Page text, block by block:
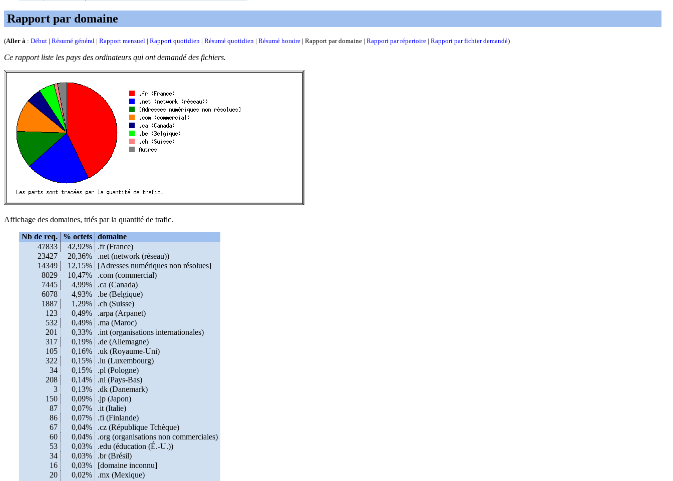
Rapport par domaine
(Aller à : Début | Résumé général | Rapport mensuel | Rapport quotidien | Résumé quotidien | Résumé horaire | Rapport par domaine | Rapport par répertoire | Rapport par fichier demandé)
Ce rapport liste les pays des ordinateurs qui ont demandé des fichiers.
Affichage des domaines, triés par la quantité de trafic.
Nb de req.
% octets
domaine
47833
42,92%
.fr (France)
23427
20,36%
.net (network (réseau))
14349
12,15%
[Adresses numériques non résolues]
8029
10,47%
.com (commercial)
7445
4,99%
.ca (Canada)
6078
4,93%
.be (Belgique)
1887
1,29%
.ch (Suisse)
123
0,49%
.arpa (Arpanet)
532
0,49%
.ma (Maroc)
201
0,33%
.int (organisations internationales)
317
0,19%
.de (Allemagne)
105
0,16%
.uk (Royaume-Uni)
322
0,15%
.lu (Luxembourg)
34
0,15%
.pl (Pologne)
208
0,14%
.nl (Pays-Bas)
3
0,13%
.dk (Danemark)
150
0,09%
.jp (Japon)
87
0,07%
.it (Italie)
86
0,07%
.fi (Finlande)
67
0,04%
.cz (République Tchèque)
60
0,04%
.org (organisations non commerciales)
53
0,03%
.edu (éducation (É.-U.))
34
0,03%
.br (Brésil)
16
0,03%
[domaine inconnu]
20
0,02%
.mx (Mexique)